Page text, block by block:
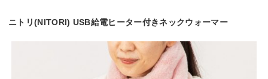
ニトリ(NITORI) USB給電ヒーター付きネックウォーマー